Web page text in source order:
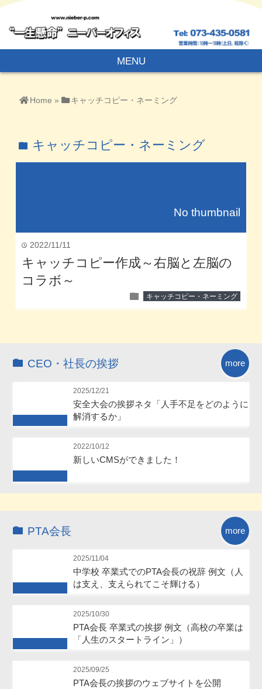
MENU
Home » キャッチコピー・ネーミング
folder キャッチコピー・ネーミング
No thumbnail
time 2022/11/11
キャッチコピー作成～右脳と左脳の
コラボ～
folder キャッチコピー・ネーミング
more
CEO・社長の挨拶
2025/12/21
安全大会の挨拶ネタ「人手不足をどのように
解消するか」
2022/10/12
新しいCMSができました！
more
PTA会長
2025/11/04
中学校 卒業式でのPTA会長の祝辞 例文（人
は支え、支えられてこそ輝ける）
2025/10/30
PTA会長 卒業式の挨拶 例文（高校の卒業は
「人生のスタートライン」）
2025/09/25
PTA会長の挨拶のウェブサイトを公開